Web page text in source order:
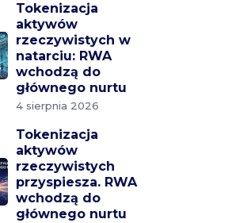
Tokenizacja
aktywów
rzeczywistych w
natarciu: RWA
wchodzą do
głównego nurtu
4 sierpnia 2026
Tokenizacja
aktywów
rzeczywistych
przyspiesza. RWA
wchodzą do
głównego nurtu